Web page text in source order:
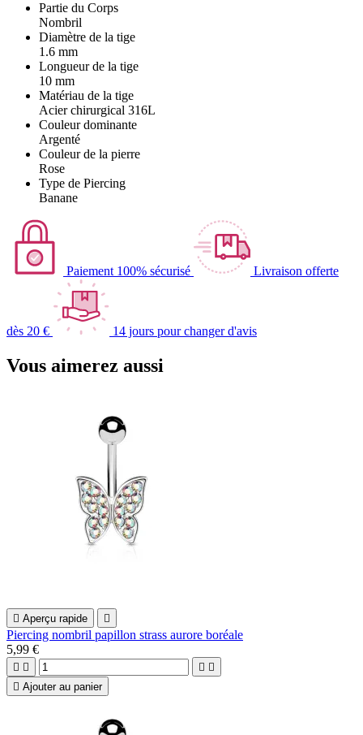
Partie du Corps
Nombril
Diamètre de la tige
1.6 mm
Longueur de la tige
10 mm
Matériau de la tige
Acier chirurgical 316L
Couleur dominante
Argenté
Couleur de la pierre
Rose
Type de Piercing
Banane
Paiement 100% sécurisé Livraison offerte
dès 20 € 14 jours pour changer d'avis
Vous aimerez aussi
 Aperçu rapide 
Piercing nombril papillon strass aurore boréale
5,99 €
   
 Ajouter au panier